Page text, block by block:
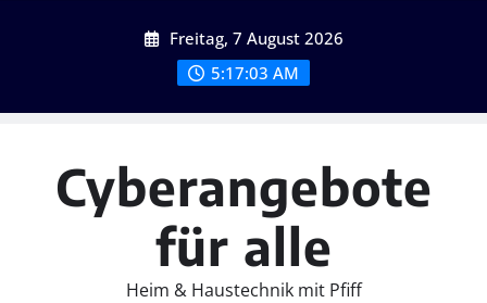
Freitag, 7 August 2026
5:17:05 AM
Cyberangebote
für alle
Heim & Haustechnik mit Pfiff